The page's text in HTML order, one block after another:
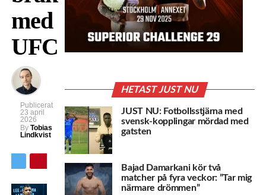
med
UFC
Publicerat
23 april
2026
By Tobias
Lindkvist
HETAST JUST NU
JUST NU: Fotbollsstjärna med
svensk-kopplingar mördad med
gatsten
Bajad Damarkani kör två
matcher på fyra veckor: ”Tar mig
närmare drömmen”